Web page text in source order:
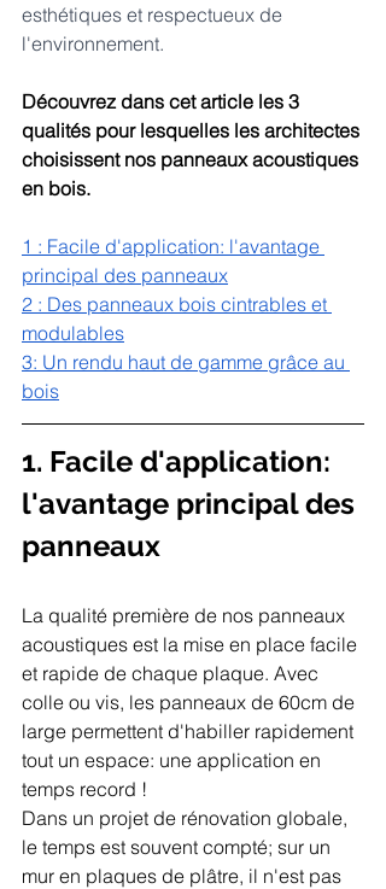
esthétiques et respectueux de
l'environnement.
Découvrez dans cet article les 3
qualités pour lesquelles les architectes
choisissent nos panneaux acoustiques
en bois.
1 : Facile d'application: l'avantage
principal des panneaux
2 : Des panneaux bois cintrables et
modulables
3: Un rendu haut de gamme grâce au
bois
1. Facile d'application:
l'avantage principal des
panneaux
La qualité première de nos panneaux
acoustiques est la mise en place facile
et rapide de chaque plaque. Avec
colle ou vis, les panneaux de 60cm de
large permettent d'habiller rapidement
tout un espace: une application en
temps record !
Dans un projet de rénovation globale,
le temps est souvent compté; sur un
mur en plaques de plâtre, il n'est pas